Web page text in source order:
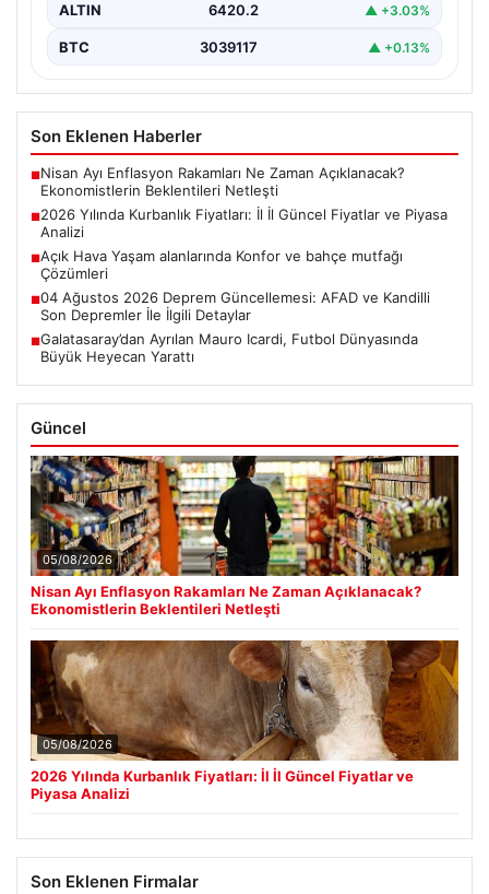
ALTIN 6420.2 ▲ +3.03%
BTC 3039117 ▲ +0.13%
Son Eklenen Haberler
■Nisan Ayı Enflasyon Rakamları Ne Zaman Açıklanacak?
Ekonomistlerin Beklentileri Netleşti
■2026 Yılında Kurbanlık Fiyatları: İl İl Güncel Fiyatlar ve Piyasa
Analizi
■Açık Hava Yaşam alanlarında Konfor ve bahçe mutfağı
Çözümleri
■04 Ağustos 2026 Deprem Güncellemesi: AFAD ve Kandilli
Son Depremler İle İlgili Detaylar
■Galatasaray’dan Ayrılan Mauro Icardi, Futbol Dünyasında
Büyük Heyecan Yarattı
Güncel
05/08/2026
Nisan Ayı Enflasyon Rakamları Ne Zaman Açıklanacak?
Ekonomistlerin Beklentileri Netleşti
05/08/2026
2026 Yılında Kurbanlık Fiyatları: İl İl Güncel Fiyatlar ve
Piyasa Analizi
Son Eklenen Firmalar